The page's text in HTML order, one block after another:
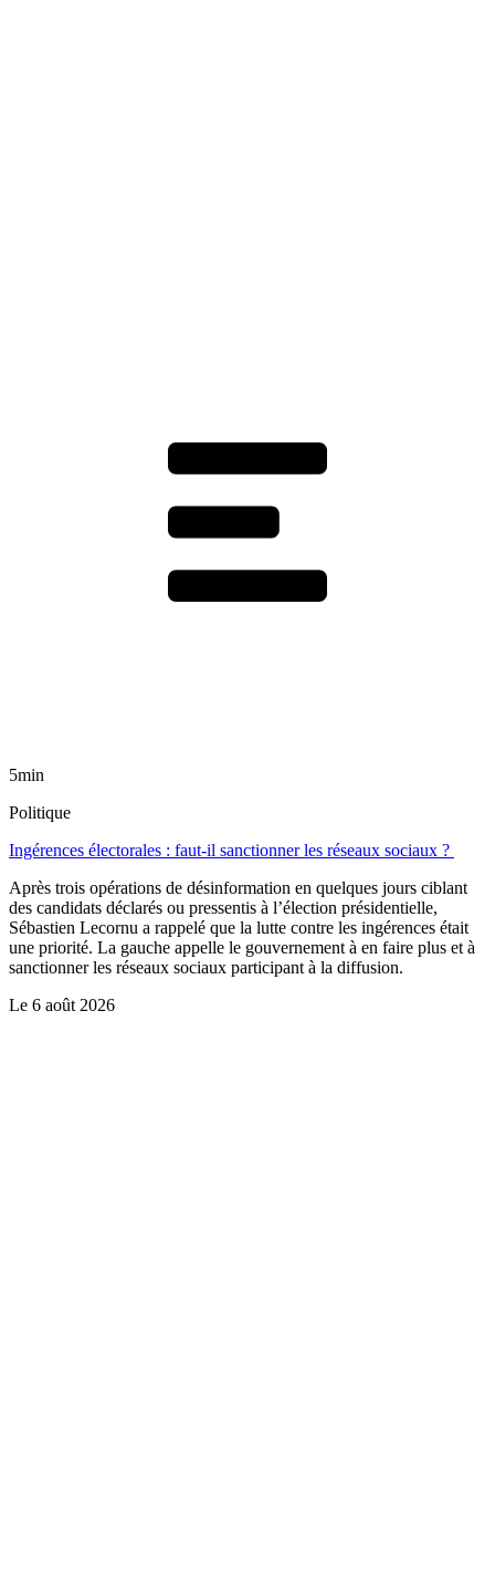
5min
Politique
Ingérences électorales : faut-il sanctionner les réseaux sociaux ?
Après trois opérations de désinformation en quelques jours ciblant
des candidats déclarés ou pressentis à l’élection présidentielle,
Sébastien Lecornu a rappelé que la lutte contre les ingérences était
une priorité. La gauche appelle le gouvernement à en faire plus et à
sanctionner les réseaux sociaux participant à la diffusion.
Le 6 août 2026